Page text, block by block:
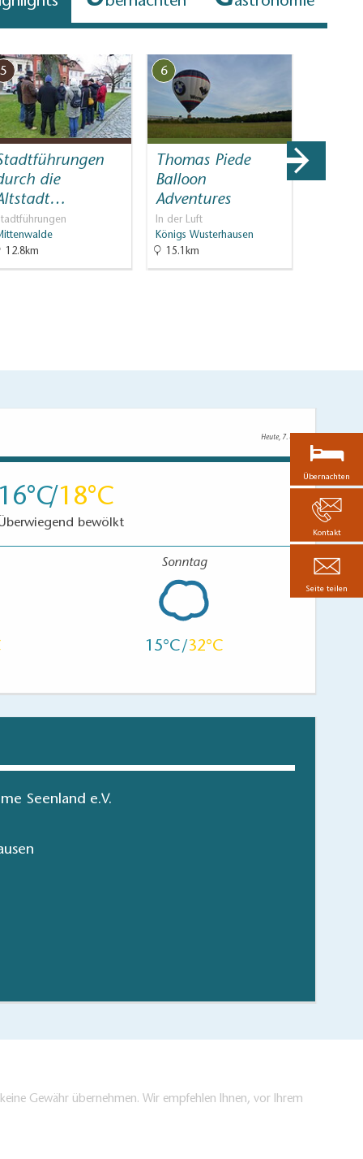
5
die
12.8km
6
Thomas Piede
Balloon
Adventures
In der Luft
Königs Wusterhausen
15.1km
Heute, 7. 8.
16 18
bewölkt
Sonntag
15 32
Seenland
Seenland e.V.
Gewähr übernehmen. Wir empfehlen Ihnen, vor Ihrem
Übernachten
Kontakt
Seite teilen